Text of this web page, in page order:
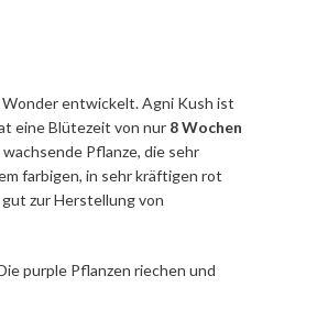
Wonder entwickelt. Agni Kush ist
eine Blütezeit von nur 8 Wochen
Pflanze, die sehr
farbigen, in sehr kräftigen rot
zur Herstellung von
purple Pflanzen riechen und